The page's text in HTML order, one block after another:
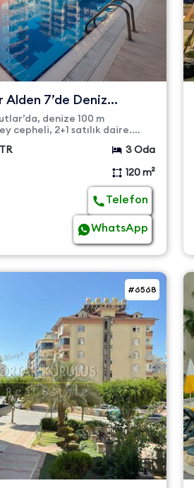
7’de Deniz
Dair...denize 100 m
cepheli, 2+1 satılık daire.
3 Oda
120 m²
Telefon
WhatsApp
#6568